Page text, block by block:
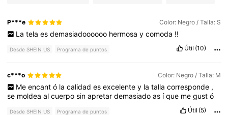
P***e Color: Negro / Talla: S
La tela es demasiadoooooo hermosa y comoda !!
Desde SHEIN US Programa de puntos Útil (10)
c***o Color: Negro / Talla: M
Me encant ó la calidad es excelente y la talla corresponde ,
se moldeaalcuerposinapretardemasiadoas íque megustó
Desde SHEIN US Programa de puntos Útil (5)